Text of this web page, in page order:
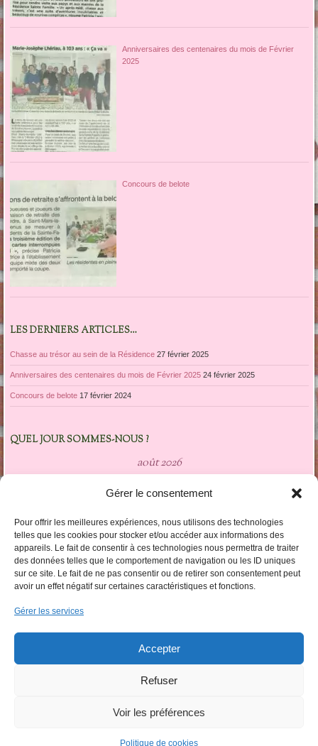
Gérer le consentement
Pour offrir les meilleures expériences, nous utilisons des technologies
telles que les cookies pour stocker et/ou accéder aux informations des
appareils. Le fait de consentir à ces technologies nous permettra de traiter
des données telles que le comportement de navigation ou les ID uniques
sur ce site. Le fait de ne pas consentir ou de retirer son consentement peut
avoir un effet négatif sur certaines caractéristiques et fonctions.
Gérer les services
Accepter
Refuser
Voir les préférences
Politique de cookies
Anniversaires des centenaires du mois de Février
2025
Concours de belote
LES DERNIERS ARTICLES…
Chasse au trésor au sein de la Résidence 27 février 2025
Anniversaires des centenaires du mois de Février 2025 24 février 2025
Concours de belote 17 février 2024
QUEL JOUR SOMMES-NOUS ?
août 2026
10
11 12 13 14 15
16
17
18 19 20 21 22
23
24
25 26 27 28 29
30
31
LES CATÉGORIES DARTICLES
catégories